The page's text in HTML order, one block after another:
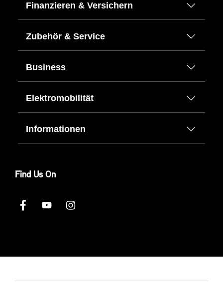
Finanzieren & Versichern
Zubehör & Service
Business
Elektromobilität
Informationen
Find Us On